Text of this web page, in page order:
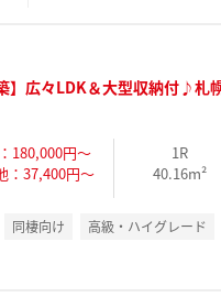
】広々LDK＆大型収納付♪札
180,000円～
：37,400円～
1R
40.16m²
同棲向け 高級・ハイグレード